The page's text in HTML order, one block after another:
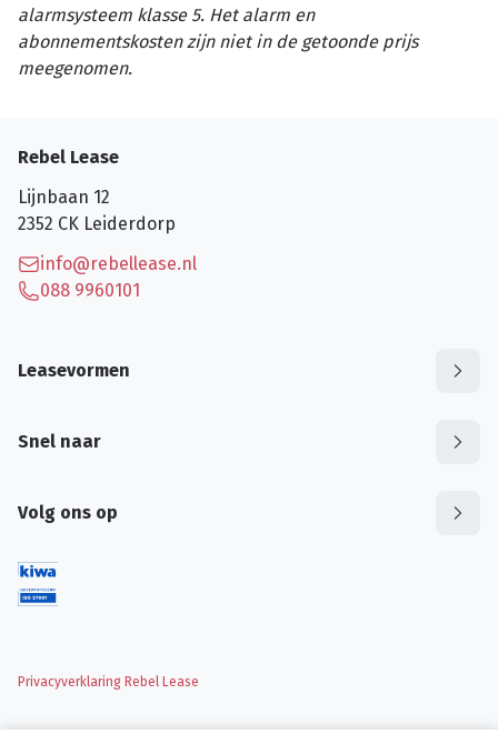
alarmsysteem klasse 5. Het alarm en
abonnementskosten zijn niet in de getoonde prijs
meegenomen.
Rebel Lease
Lijnbaan 12
2352 CK Leiderdorp
info@rebellease.nl
088 9960101
Leasevormen
Snel naar
Volg ons op
Privacyverklaring Rebel Lease